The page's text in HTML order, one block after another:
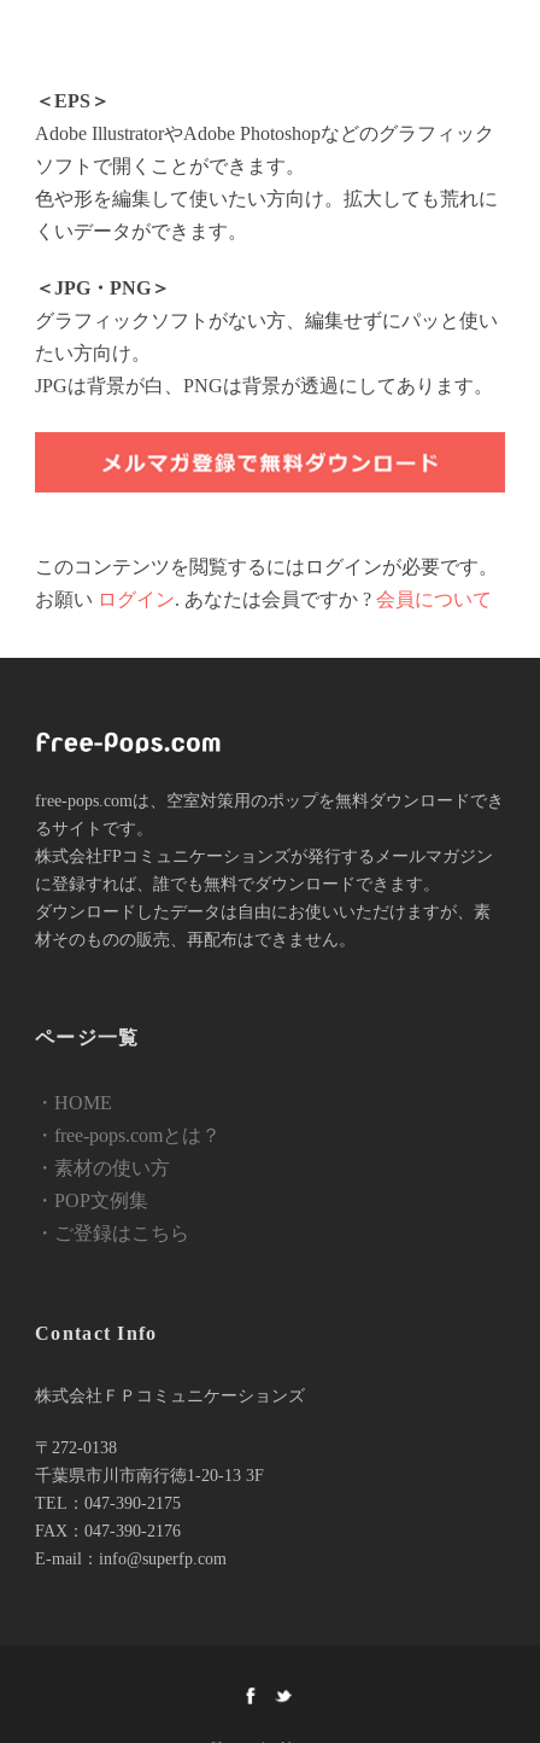
＜EPS＞
Adobe IllustratorやAdobe Photoshopなどのグラフィック
ソフトで開くことができます。
色や形を編集して使いたい方向け。拡大しても荒れに
くいデータができます。
＜JPG・PNG＞
グラフィックソフトがない方、編集せずにパッと使い
たい方向け。
JPGは背景が白、PNGは背景が透過にしてあります。
このコンテンツを閲覧するにはログインが必要です。
お願い ログイン. あなたは会員ですか ? 会員について
free-pops.comは、空室対策用のポップを無料ダウンロードでき
るサイトです。
株式会社FPコミュニケーションズが発⾏するメールマガジン
に登録すれば、誰でも無料でダウンロードできます。
ダウンロードしたデータは自由にお使いいただけますが、素
材そのものの販売、再配布はできません。
ページ一覧
・HOME
・free-pops.comとは？
・素材の使い方
・POP文例集
・ご登録はこちら
Contact Info
株式会社ＦＰコミュニケーションズ
〒272-0138
千葉県市川市南行徳1-20-13 3F
TEL：047-390-2175
FAX：047-390-2176
E-mail：info@superfp.com